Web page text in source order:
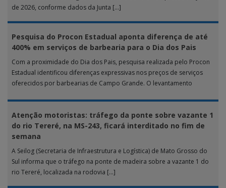
de 2026, conforme dados da Junta […]
Pesquisa do Procon Estadual aponta diferença de até
400% em serviços de barbearia para o Dia dos Pais
Com a proximidade do Dia dos Pais, pesquisa realizada pelo Procon
Estadual identificou diferenças expressivas nos preços de serviços
oferecidos por barbearias de Campo Grande. O levantamento
Atenção motoristas: tráfego da ponte sobre vazante 1
do rio Tereré, na MS-243, ficará interditado no fim de
semana
A Seilog (Secretaria de Infraestrutura e Logística) de Mato Grosso do
Sul informa que o tráfego na ponte de madeira sobre a vazante 1 do
rio Tereré, localizada na rodovia […]